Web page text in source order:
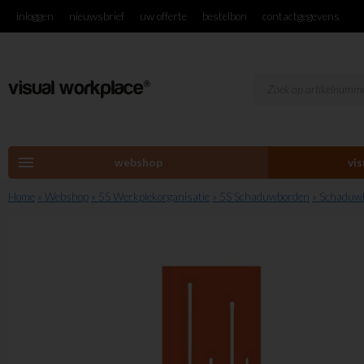
inloggen nieuwsbrief uw offerte bestelbon contactgegevens
menu webshop
Home » Webshop » 5S Werkplekorganisatie » 5S Schaduwborden »